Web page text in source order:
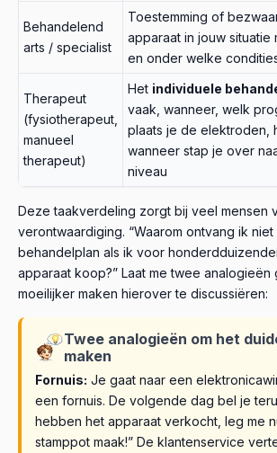
Behandelend
arts / specialist
Toestemming of
apparaat in jouw situatie
en onder welke
Therapeut
(fysiotherapeut,
manueel
therapeut)
Het individuele
vaak, wanneer, welk
plaats je de elektroden,
wanneer stap je over
niveau
Deze taakverdeling zorgt bij veel mensen
verontwaardiging. “Waarom ontvang ik
behandelplan als ik voor
apparaat koop?” Laat me twee
moeilijker maken hierover te discussiëren:
Twee analogieën om het
maken
Fornuis: Je gaat naar een
een fornuis. De volgende dag bel je
hebben het apparaat verkocht, leg me
stamppot maak!” De klantenservice